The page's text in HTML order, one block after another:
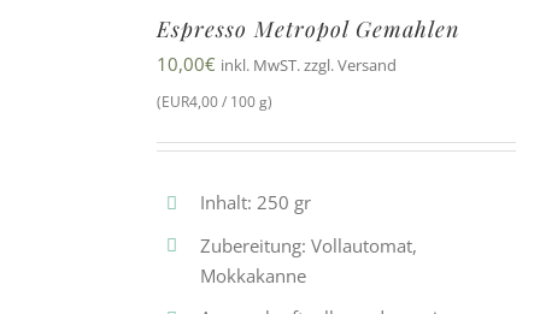
Espresso Metropol Gemahlen
10,00€ inkl. MwST. zzgl. Versand
(EUR4,00 / 100 g)
Inhalt: 250 gr
Zubereitung: Vollautomat,
Mokkakanne